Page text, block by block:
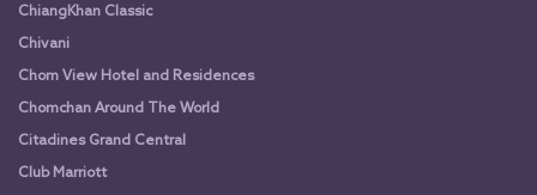
ChiangKhan Classic
Chivani
Chom View Hotel and Residences
Chomchan Around The World
Citadines Grand Central
Club Marriott